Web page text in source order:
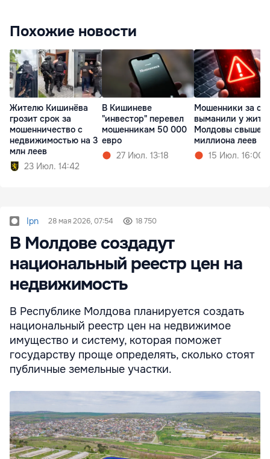
Похожие новости
Жителю Кишинёва
грозит срок за
мошенничество с
недвижимостью на 3
млн леев
23 Июл. 14:42
В Кишиневе
"инвестор" перевел
мошенникам 50 000
евро
27 Июл. 13:18
Мошенники за
выманили у
Молдовы свыше
миллиона леев
15 Июл. 16:00
Ipn 28 мая 2026, 07:54 18 750
В Молдове создадут
национальный реестр цен на
недвижимость
В Республике Молдова планируется создать
национальный реестр цен на недвижимое
имущество и систему, которая поможет
государству проще определять, сколько стоят
публичные земельные участки.